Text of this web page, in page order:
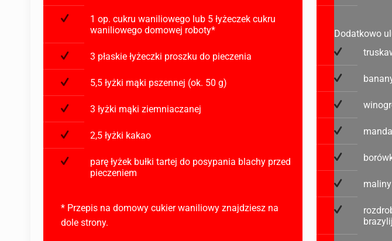
1 op. cukru waniliowego lub 5 łyżeczek cukru
waniliowego domowej roboty*
3 płaskie łyżeczki proszku do pieczenia
5,5 łyżki mąki pszennej (ok. 50 g)
3 łyżki mąki ziemniaczanej
2,5 łyżki kakao
parę łyżek bułki tartej do posypania blachy przed
pieczeniem
* Przepis na domowy cukier waniliowy znajdziesz na
dole strony.
Dodatkowo
maliny